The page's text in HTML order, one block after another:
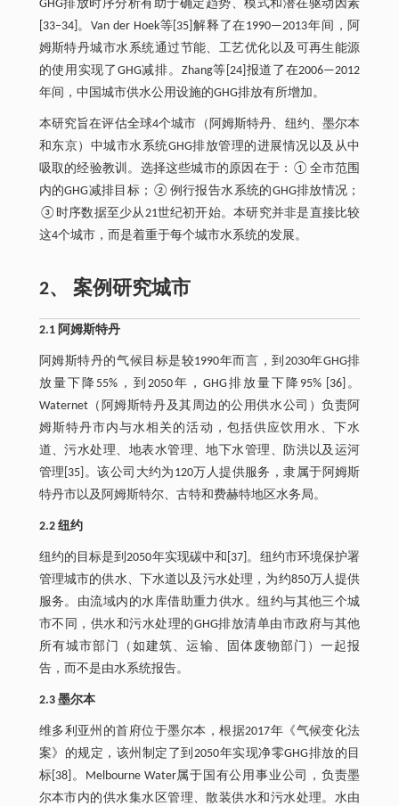
GHG排放时序分析有助于确定趋势、模式和潜在驱动因素
[33‒34]。Van der Hoek等[35]解释了在1990—2013年间，阿
姆斯特丹城市水系统通过节能、工艺优化以及可再生能源
的使用实现了GHG减排。Zhang等[24]报道了在2006—2012
年间，中国城市供水公用设施的GHG排放有所增加。
本研究旨在评估全球4个城市（阿姆斯特丹、纽约、墨尔本
和东京）中城市水系统GHG排放管理的进展情况以及从中
吸取的经验教训。选择这些城市的原因在于：①全市范围
内的GHG减排目标；②例行报告水系统的GHG排放情况；
③时序数据至少从21世纪初开始。本研究并非是直接比较
这4个城市，而是着重于每个城市水系统的发展。
2、 案例研究城市
2.1 阿姆斯特丹
阿姆斯特丹的气候目标是较1990年而言，到2030年GHG排
放量下降55%，到2050年，GHG排放量下降95% [36]。
Waternet（阿姆斯特丹及其周边的公用供水公司）负责阿
姆斯特丹市内与水相关的活动，包括供应饮用水、下水
道、污水处理、地表水管理、地下水管理、防洪以及运河
管理[35]。该公司大约为120万人提供服务，隶属于阿姆斯
特丹市以及阿姆斯特尔、古特和费赫特地区水务局。
2.2 纽约
纽约的目标是到2050年实现碳中和[37]。纽约市环境保护署
管理城市的供水、下水道以及污水处理，为约850万人提供
服务。由流域内的水库借助重力供水。纽约与其他三个城
市不同，供水和污水处理的GHG排放清单由市政府与其他
所有城市部门（如建筑、运输、固体废物部门）一起报
告，而不是由水系统报告。
2.3 墨尔本
维多利亚州的首府位于墨尔本，根据2017年《气候变化法
案》的规定，该州制定了到2050年实现净零GHG排放的目
标[38]。Melbourne Water属于国有公用事业公司，负责墨
尔本市内的供水集水区管理、散装供水和污水处理。水由